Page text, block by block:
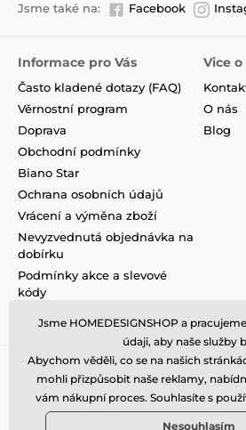
Jsme také na: Facebook
Informace pro Vás
Často kladené dotazy (FAQ)
Věrnostní program
Doprava
Obchodní podmínky
Biano Star
Ochrana osobních údajů
Vrácení a výměna zboží
Nevyzvednutá objednávka na
dobírku
Podmínky akce a slevové
kódy
Vice
O nás
Blog
Jsme HOMEDESIGNSHOP a
údaji, aby naše služby
Abychom věděli, co se na našich
mohli přizpůsobit naše reklamy,
vám nákupní proces. Souhlasíte s
Nesouhlasím